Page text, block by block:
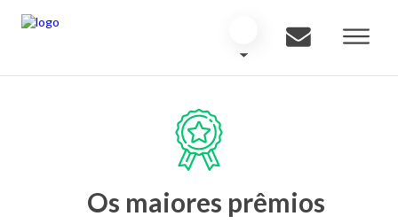
Os maiores prêmios